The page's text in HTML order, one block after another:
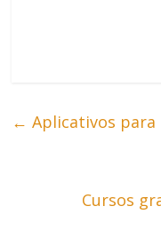
← Aplicativos
Cursos